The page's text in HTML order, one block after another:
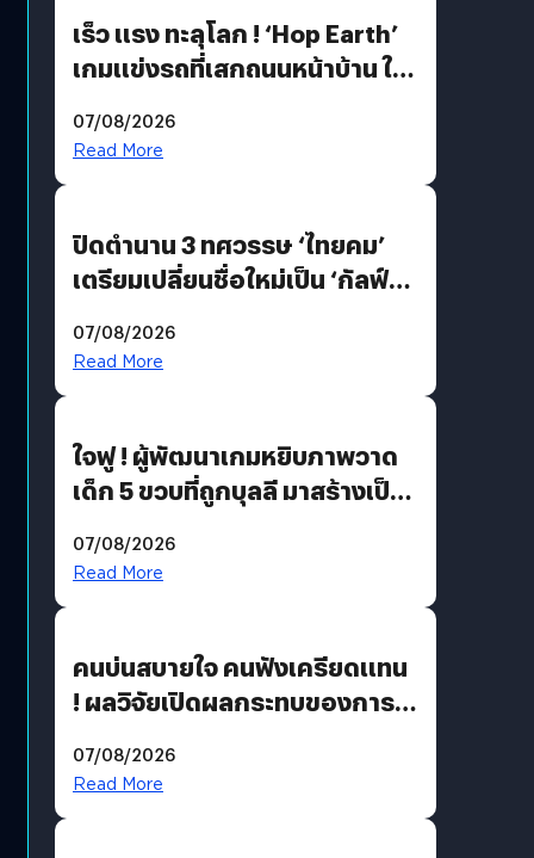
เร็ว แรง ทะลุโลก ! ‘Hop Earth’
เกมแข่งรถที่เสกถนนหน้าบ้าน ให้
07/08/2026
Read More
ปิดตำนาน 3 ทศวรรษ ‘ไทยคม’
เตรียมเปลี่ยนชื่อใหม่เป็น ‘กัลฟ์
อวกาศเต็มสูบ
07/08/2026
Read More
ใจฟู ! ผู้พัฒนาเกมหยิบภาพวาด
เด็ก 5 ขวบที่ถูกบุลลี มาสร้างเป็น
07/08/2026
Read More
คนบ่นสบายใจ คนฟังเครียดแทน
! ผลวิจัยเปิดผลกระทบของการ
07/08/2026
Read More